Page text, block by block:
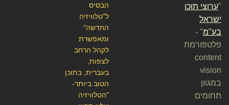
הבסיס
ל"טלוויזיה
החדשה"
ומאפשרת
לקהל הרחב
לצפות,
בעברית, בתוכן
הטוב ביותר-
"הטלוויזיה
"ערוצי תוכן
ישראל
בע"מ" -
פלטפורמת
content
vision
במגוון
תחומים